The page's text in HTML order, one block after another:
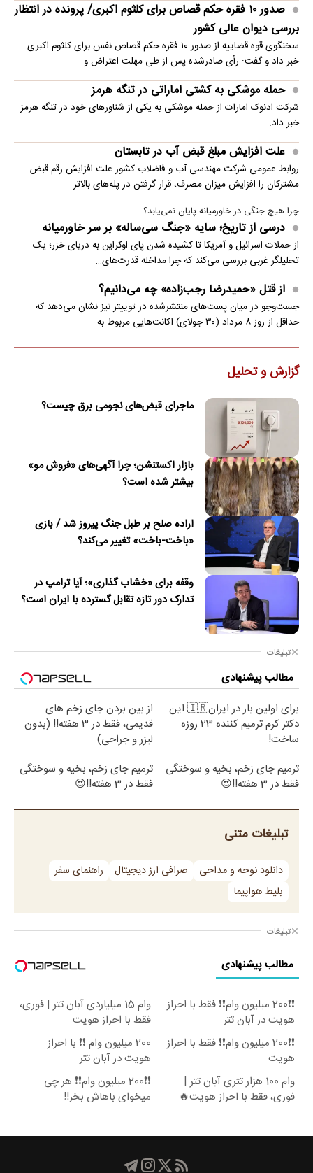
صدور ۱۰ فقره حکم قصاص برای کلثوم اکبری/ پرونده در انتظار
بررسی دیوان عالی کشور
سخنگوی قوه قضاییه از صدور ۱۰ فقره حکم قصاص نفس برای کلثوم اکبری
خبر داد و گفت: رأی صادرشده پس از طی مهلت اعتراض و…
حمله موشکی به کشتی اماراتی در تنگه هرمز
شرکت ادنوک امارات از حمله موشکی به یکی از شناورهای خود در تنگه هرمز
خبر داد.
علت افزایش مبلغ قبض آب در تابستان
روابط عمومی شرکت مهندسی آب و فاضلاب کشور علت افزایش رقم قبض
مشترکان را افزایش میزان مصرف، قرار گرفتن در پله‌های بالاتر…
چرا هیچ جنگی در خاورمیانه پایان نمی‌یابد؟
درسی از تاریخ؛ سایه «جنگ سی‌ساله» بر سر خاورمیانه
از حملات اسرائیل و آمریکا تا کشیده شدن پای اوکراین به دریای خزر؛ یک
تحلیلگر غربی بررسی می‌کند که چرا مداخله قدرت‌های…
از قتل «حمیدرضا رجب‌زاده» چه می‌دانیم؟
جست‌وجو در میان پست‌های منتشرشده در توییتر نیز نشان می‌دهد که
حداقل از روز ۸ مرداد (۳۰ جولای) اکانت‌هایی مربوط به…
گزارش و تحلیل
ماجرای قبض‌های نجومی برق چیست؟
بازار اکستنشن؛ چرا آگهی‌های «فروش مو»
بیشتر شده است؟
اراده صلح بر طبل جنگ پیروز شد / بازی
«باخت-باخت» تغییر می‌کند؟
وقفه برای «خشاب گذاری»؛ آیا ترامپ در
تدارک دور تازه تقابل گسترده با ایران است؟
تبلیغات
مطالب پیشنهادی
برای اولین بار در ایران🇮🇷 این
دکتر کرم ترمیم کننده 23 روزه
ساخت!
از بین بردن جای زخم های
قدیمی، فقط در 3 هفته!! (بدون
لیزر و جراحی)
ترمیم جای زخم، بخیه و سوختگی
فقط در 3 هفته!!😍
ترمیم جای زخم، بخیه و سوختگی
فقط در 3 هفته!!😍
تبلیغات متنی
دانلود نوحه و مداحی صرافی ارز دیجیتال
راهنمای سفر
بلیط هواپیما
تبلیغات
مطالب پیشنهادی
❗❗200 میلیون وام❗❗ فقط با احراز
هویت در آبان تتر
وام 15 میلیاردی آبان تتر | فوری،
فقط با احراز هویت
❗❗200 میلیون وام❗❗ فقط با احراز
هویت
200 میلیون وام ❗❗ با احراز
هویت در آبان تتر
وام 100 هزار تتری آبان تتر |
فوری، فقط با احراز هویت🔥
❗❗200 میلیون وام❗❗ هر چی
میخوای باهاش بخر!!